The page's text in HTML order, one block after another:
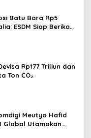
Batu Bara Rp5
ESDM Siap Berikan
Rp177 Triliun dan
Ton CO₂
Meutya Hafid
Global Utamakan